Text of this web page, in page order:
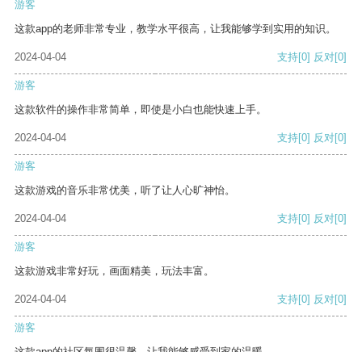
游客
这款app的老师非常专业，教学水平很高，让我能够学到实用的知识。
2024-04-04 支持[0] 反对[0]
游客
这款软件的操作非常简单，即使是小白也能快速上手。
2024-04-04 支持[0] 反对[0]
游客
这款游戏的音乐非常优美，听了让人心旷神怡。
2024-04-04 支持[0] 反对[0]
游客
这款游戏非常好玩，画面精美，玩法丰富。
2024-04-04 支持[0] 反对[0]
游客